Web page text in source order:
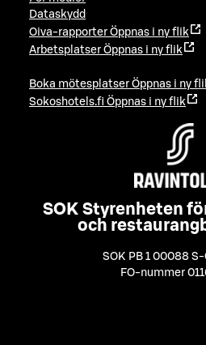
Dataskydd
Oiva-rapporter Öppnas i ny flik
Arbetsplatser Öppnas i ny flik
Boka mötesplatser Öppnas i ny
Sokoshotels.fi Öppnas i ny flik
SOK Styrenheten
och
SOK PB 1 00088 S-
FO-nummer